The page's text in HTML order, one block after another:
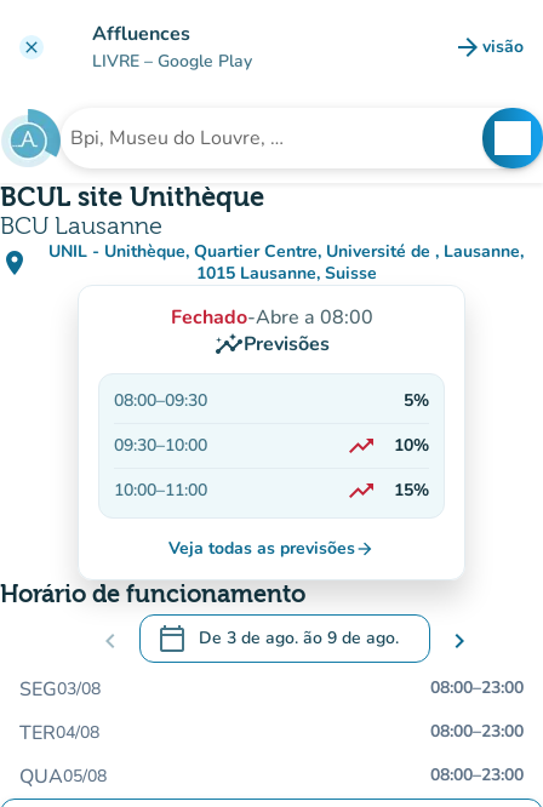
clear Affluences
LIVRE – Google Play arrow_forward visão
(novo
Procura uma instituição
BCUL site Unithèque
BCU Lausanne
place
UNIL - Unithèque, Quartier Centre, Université de , Lausanne,
1015 Lausanne, Suisse
(abrir no Google Maps)
(novo separador)
Fechado-Abre a 08:00
insightsPrevisões
08:00–09:30
5%
09:30–10:00 trending_up
10%
10:00–11:00 trending_up
Em alta
15%
Veja todas as previsõesarrow_forward
Horário de funcionamento
chevron_left calendar_today De 3 de ago. ão 9 de ago.
.Abra o calendário para alterar as datas
chevron_right
SEG03/08 08:00–23:00
TER04/08 08:00–23:00
QUA05/08 08:00–23:00